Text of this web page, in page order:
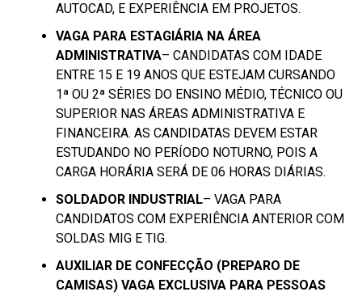
AUTOCAD, E EXPERIÊNCIA EM PROJETOS.
VAGA PARA ESTAGIÁRIA NA ÁREA
ADMINISTRATIVA– CANDIDATAS COM IDADE
ENTRE 15 E 19 ANOS QUE ESTEJAM CURSANDO
1ª OU 2ª SÉRIES DO ENSINO MÉDIO, TÉCNICO OU
SUPERIOR NAS ÁREAS ADMINISTRATIVA E
FINANCEIRA. AS CANDIDATAS DEVEM ESTAR
ESTUDANDO NO PERÍODO NOTURNO, POIS A
CARGA HORÁRIA SERÁ DE 06 HORAS DIÁRIAS.
SOLDADOR INDUSTRIAL– VAGA PARA
CANDIDATOS COM EXPERIÊNCIA ANTERIOR COM
SOLDAS MIG E TIG.
AUXILIAR DE CONFECÇÃO (PREPARO DE
CAMISAS) VAGA EXCLUSIVA PARA PESSOAS